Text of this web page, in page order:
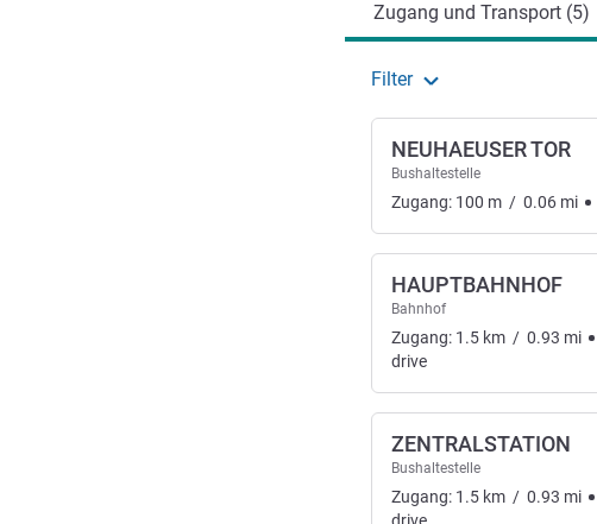
Zugang und Transport (5)
Filter
NEUHAEUSER TOR
Bushaltestelle
Zugang: 100 m / 0.06 mi
HAUPTBAHNHOF
Bahnhof
Zugang: 1.5 km / 0.93 mi
drive
ZENTRALSTATION
Bushaltestelle
Zugang: 1.5 km / 0.93 mi